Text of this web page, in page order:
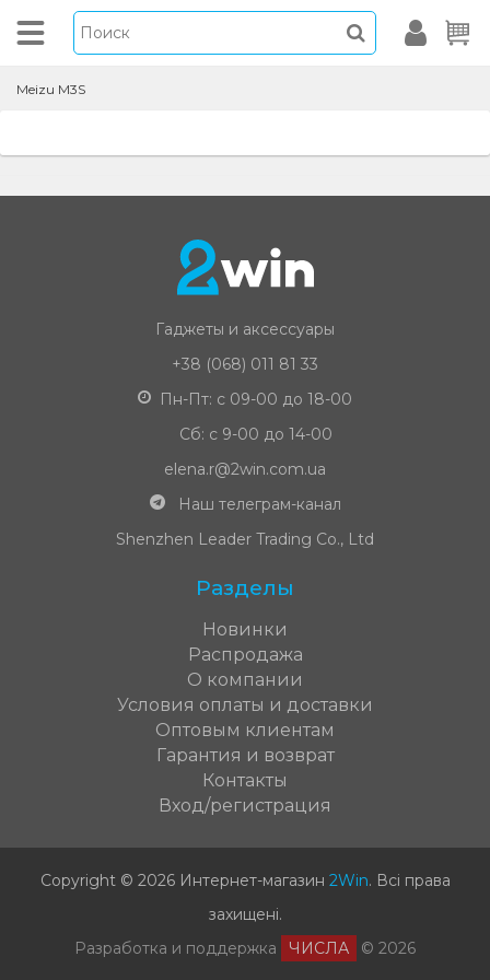
Meizu M3S
Гаджеты и аксессуары
+38 (068) 011 81 33
Пн-Пт: с 09-00 до 18-00
Сб: с 9-00 до 14-00
elena.r@2win.com.ua
Наш телеграм-канал
Shenzhen Leader Trading Co., Ltd
Разделы
Новинки
Распродажа
О компании
Условия оплаты и доставки
Оптовым клиентам
Гарантия и возврат
Контакты
Вход/регистрация
Copyright © 2026 Интернет-магазин 2Win. Всі права
захищені.
Разработка и поддержка
ЧИСЛА © 2026